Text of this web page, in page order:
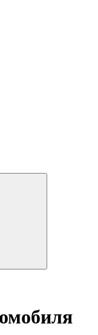
популярных